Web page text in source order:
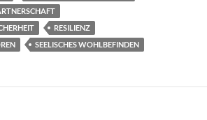
RESILIENZ
SEELISCHES WOHLBEFINDEN